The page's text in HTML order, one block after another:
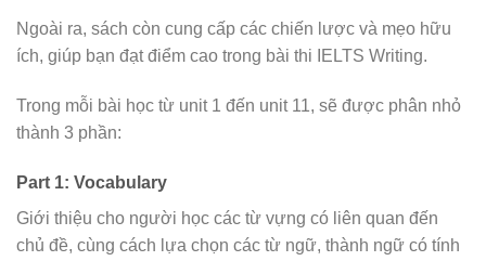
Ngoài ra, sách còn cung cấp các chiến lược và mẹo hữu
ích, giúp bạn đạt điểm cao trong bài thi IELTS Writing.
Trong mỗi bài học từ unit 1 đến unit 11, sẽ được phân nhỏ
thành 3 phần:
Part 1: Vocabulary
Giới thiệu cho người học các từ vựng có liên quan đến
chủ đề, cùng cách lựa chọn các từ ngữ, thành ngữ có tính